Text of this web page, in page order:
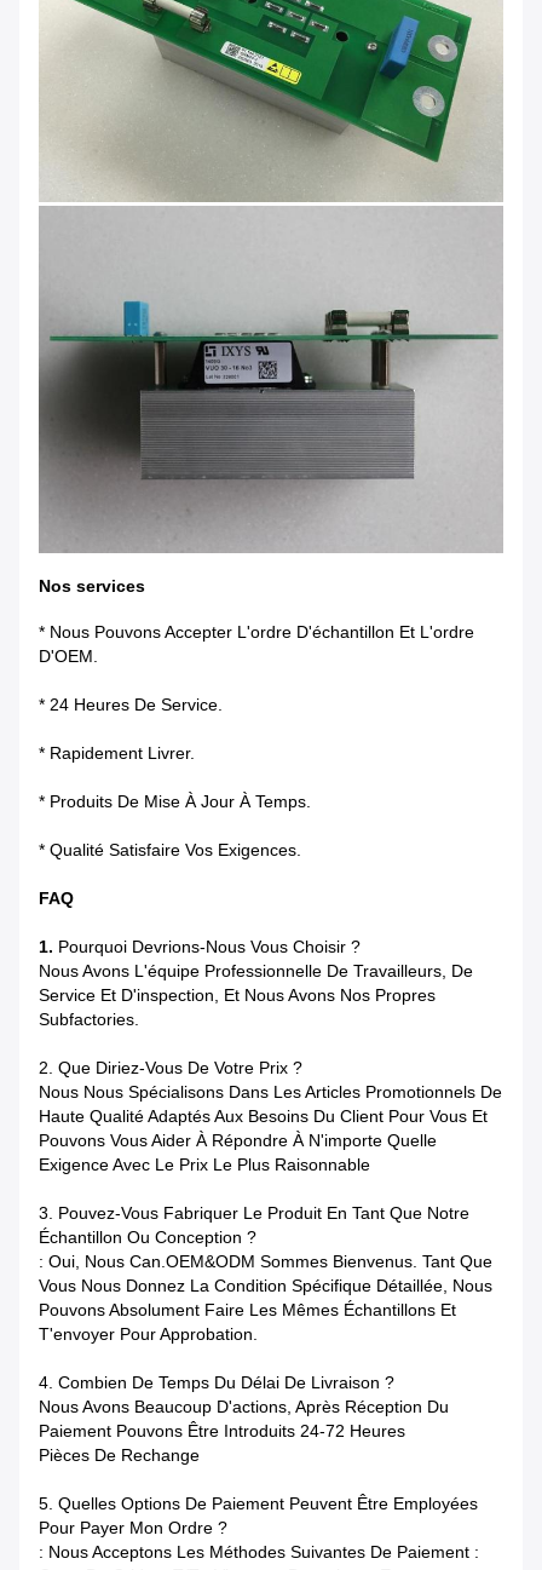
Nos services
* Nous Pouvons Accepter L'ordre D'échantillon Et L'ordre
D'OEM.
* 24 Heures De Service.
* Rapidement Livrer.
* Produits De Mise À Jour À Temps.
* Qualité Satisfaire Vos Exigences.
FAQ
1. Pourquoi Devrions-Nous Vous Choisir ?
Nous Avons L'équipe Professionnelle De Travailleurs, De
Service Et D'inspection, Et Nous Avons Nos Propres
Subfactories.
2. Que Diriez-Vous De Votre Prix ?
Nous Nous Spécialisons Dans Les Articles Promotionnels De
Haute Qualité Adaptés Aux Besoins Du Client Pour Vous Et
Pouvons Vous Aider À Répondre À N'importe Quelle
Exigence Avec Le Prix Le Plus Raisonnable
3. Pouvez-Vous Fabriquer Le Produit En Tant Que Notre
Échantillon Ou Conception ?
: Oui, Nous Can.OEM&ODM Sommes Bienvenus. Tant Que
Vous Nous Donnez La Condition Spécifique Détaillée, Nous
Pouvons Absolument Faire Les Mêmes Échantillons Et
T'envoyer Pour Approbation.
4. Combien De Temps Du Délai De Livraison ?
Nous Avons Beaucoup D'actions, Après Réception Du
Paiement Pouvons Être Introduits 24-72 Heures
Pièces De Rechange
5. Quelles Options De Paiement Peuvent Être Employées
Pour Payer Mon Ordre ?
: Nous Acceptons Les Méthodes Suivantes De Paiement :